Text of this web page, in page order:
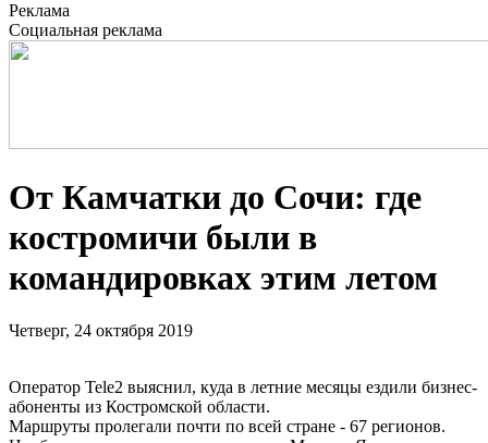
Реклама
Социальная реклама
От Камчатки до Сочи: где
костромичи были в
командировках этим летом
Четверг, 24 октября 2019
Оператор Tele2 выяснил, куда в летние месяцы ездили бизнес-
абоненты из Костромской области.
Маршруты пролегали почти по всей стране - 67 регионов.